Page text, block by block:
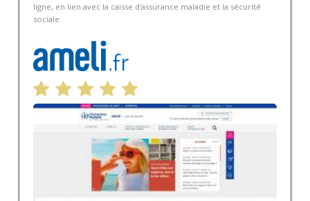
ligne, en lien avec la caisse d'assurance maladie et la sécurité
sociale.